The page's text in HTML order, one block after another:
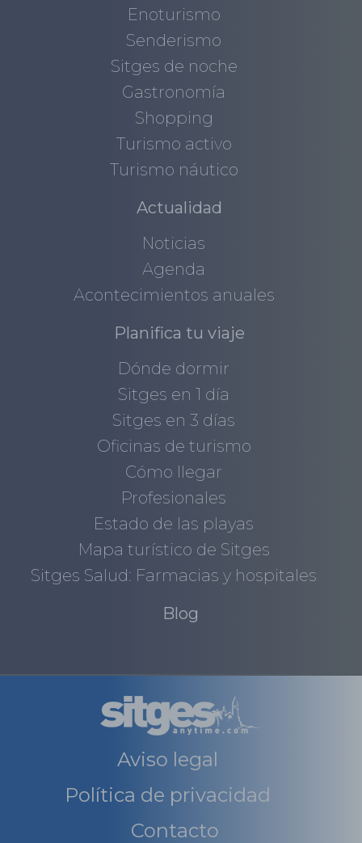
Enoturismo
Senderismo
Sitges de noche
Gastronomía
Shopping
Turismo activo
Turismo náutico
Actualidad
Noticias
Agenda
Acontecimientos anuales
Planifica tu viaje
Dónde dormir
Sitges en 1 día
Sitges en 3 días
Oficinas de turismo
Cómo llegar
Profesionales
Estado de las playas
Mapa turístico de Sitges
Sitges Salud: Farmacias y hospitales
Blog
Aviso legal
Política de privacidad
Contacto